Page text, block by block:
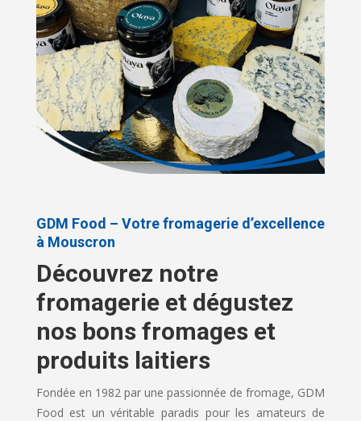
GDM Food – Votre fromagerie d’excellence
à Mouscron
Découvrez notre
fromagerie et dégustez
nos bons fromages et
produits laitiers
Fondée en 1982 par une passionnée de fromage, GDM
Food est un véritable paradis pour les amateurs de